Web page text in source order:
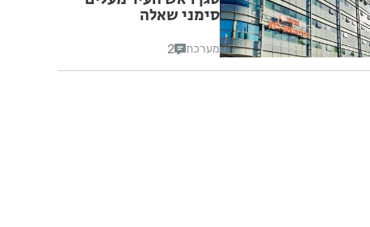
סימני שאלה
מערכת 2